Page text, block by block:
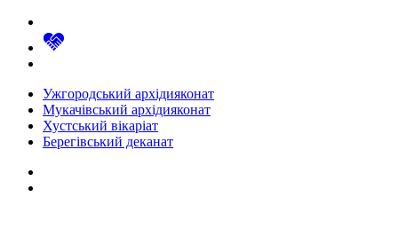
Ужгородський архідияконат
Мукачівський архідияконат
Хустський вікаріат
Берегівський деканат